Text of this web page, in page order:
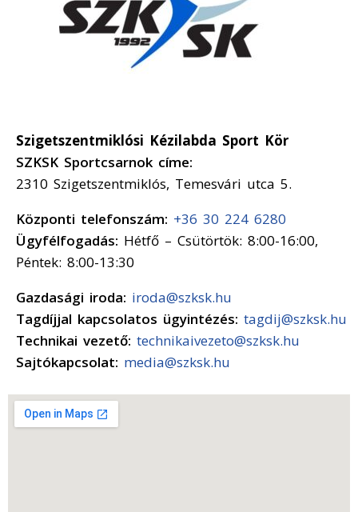
Szigetszentmiklósi Kézilabda Sport Kör
SZKSK Sportcsarnok címe:
2310 Szigetszentmiklós, Temesvári utca 5.
Központi telefonszám: +36 30 224 6280
Ügyfélfogadás: Hétfő – Csütörtök: 8:00-16:00,
Péntek: 8:00-13:30
Gazdasági iroda: iroda@szksk.hu
Tagdíjjal kapcsolatos ügyintézés: tagdij@szksk.hu
Technikai vezető: technikaivezeto@szksk.hu
Sajtókapcsolat: media@szksk.hu